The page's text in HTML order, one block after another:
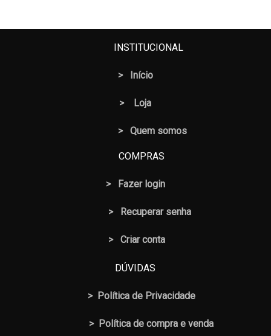
INSTITUCIONAL
> Início
> Loja
> Quem somos
COMPRAS
> Fazer login
> Recuperar senha
> Criar conta
DÚVIDAS
> Política de Privacidade
> Política de compra e venda